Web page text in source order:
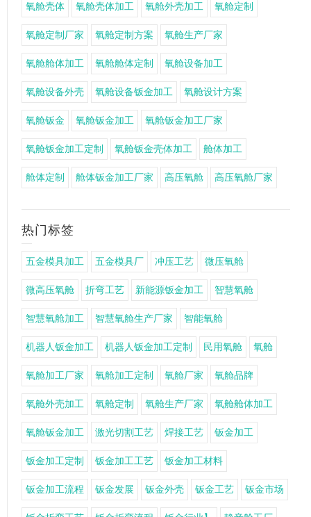
氧舱壳体 氧舱壳体加工 氧舱外壳加工 氧舱定制
氧舱定制厂家 氧舱定制方案 氧舱生产厂家
氧舱舱体加工 氧舱舱体定制 氧舱设备加工
氧舱设备外壳 氧舱设备钣金加工 氧舱设计方案
氧舱钣金 氧舱钣金加工 氧舱钣金加工厂家
氧舱钣金加工定制 氧舱钣金壳体加工 舱体加工
舱体定制 舱体钣金加工厂家 高压氧舱 高压氧舱厂家
热门标签
五金模具加工 五金模具厂 冲压工艺 微压氧舱
微高压氧舱 折弯工艺 新能源钣金加工 智慧氧舱
智慧氧舱加工 智慧氧舱生产厂家 智能氧舱
机器人钣金加工 机器人钣金加工定制 民用氧舱 氧舱
氧舱加工厂家 氧舱加工定制 氧舱厂家 氧舱品牌
氧舱外壳加工 氧舱定制 氧舱生产厂家 氧舱舱体加工
氧舱钣金加工 激光切割工艺 焊接工艺 钣金加工
钣金加工定制 钣金加工工艺 钣金加工材料
钣金加工流程 钣金发展 钣金外壳 钣金工艺 钣金市场